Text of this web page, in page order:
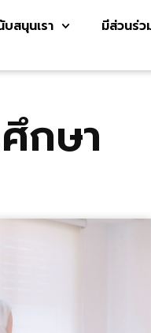
บสนุนเรา มีส่วนร่ว
กษา